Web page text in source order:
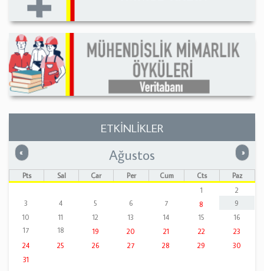
ETKİNLİKLER
« Önceki »
Ağustos
Pts Sal Çar Per Cum Cts
Paz
1
2
3
4 5 6 7 8
9
10
11 12 13 14 15
16
17
18 19 20 21 22
23
24
25 26 27 28 29
30
31